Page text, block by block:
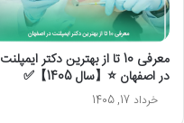
معرفی 10 تا از بهترین دکتر ایمپلنت
در اصفهان ⭐【سال 1405】✅
خرداد 17, 1405